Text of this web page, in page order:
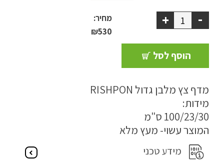
עבודות אחרונות
צור קשר
הצהרת נגישות
-
+
מחיר:
₪530
הוסף לסל
מדף צץ מלבן גדול RISHPON
מידות:
100/23/30 ס"מ
המוצר עשוי- מעץ מלא
מידע טכני